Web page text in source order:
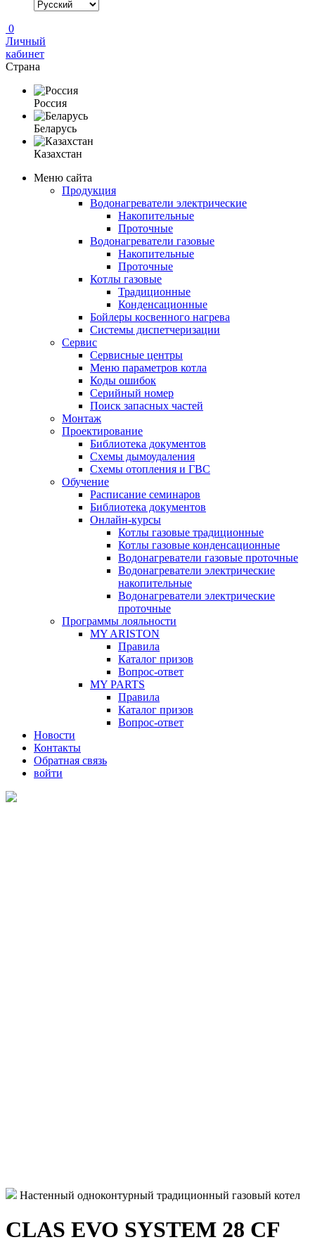
0
Личный
кабинет
Страна
Россия
Беларусь
Казахстан
Меню сайта
Продукция
Водонагреватели электрические
Накопительные
Проточные
Водонагреватели газовые
Накопительные
Проточные
Котлы газовые
Традиционные
Конденсационные
Бойлеры косвенного нагрева
Системы диспетчеризации
Сервис
Сервисные центры
Меню параметров котла
Коды ошибок
Серийный номер
Поиск запасных частей
Монтаж
Проектирование
Библиотека документов
Схемы дымоудаления
Схемы отопления и ГВС
Обучение
Расписание семинаров
Библиотека документов
Онлайн-курсы
Котлы газовые традиционные
Котлы газовые конденсационные
Водонагреватели газовые проточные
Водонагреватели электрические
накопительные
Водонагреватели электрические
проточные
Программы лояльности
MY ARISTON
Правила
Каталог призов
Вопрос-ответ
MY PARTS
Правила
Каталог призов
Вопрос-ответ
Новости
Контакты
Обратная связь
войти
Настенный одноконтурный традиционный газовый котел
CLAS EVO SYSTEM 28 CF